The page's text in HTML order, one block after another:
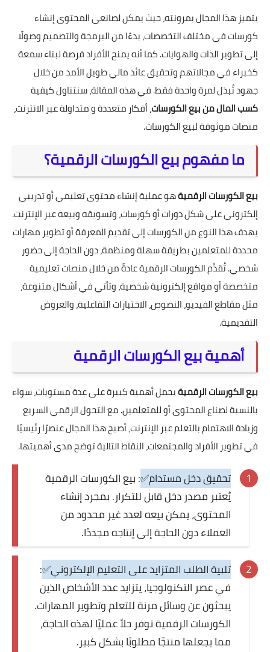
يتميز هذا المجال بمرونته، حيث يمكن لصانعي المحتوى إنشاء
كورسات في مختلف التخصصات، بدءًا من البرمجة والتصميم وصولًا
إلى تطوير الذات والهوايات. كما أنه يمنح الأفراد فرصة لبناء سمعة
كخبراء في مجالاتهم وتحقيق عائد مالي طويل الأمد من خلال
جهود تُبذل لمرة واحدة فقط. في هذه المقالة، سنتناول كيفية
كسب المال من بيع الكورسات، أفكار متعددة و متداولة عبر الانترنت،
منصات موثوقة لبيع الكورسات.
ما مفهوم بيع الكورسات الرقمية؟
بيع الكورسات الرقميةهو عملية إنشاء محتوى تعليمي أو تدريبي
إلكتروني على شكل دورات أو كورسات، وتسويقه وبيعه عبر الإنترنت.
يهدف هذا النوع من الكورسات إلى تقديم المعرفة أو تطوير مهارات
محددة للمتعلمين بطريقة سهلة ومنظمة، دون الحاجة إلى حضور
شخصي. تُقدَّم الكورسات الرقمية عادةً من خلال منصات تعليمية
متخصصة أو مواقع إلكترونية شخصية، وتأتي في أشكال متنوعة،
مثل مقاطع الفيديو، النصوص، الاختبارات التفاعلية، والعروض
التقديمية.
أهمية بيع الكورسات الرقمية
بيع الكورسات الرقميةيحمل أهمية كبيرة على عدة مستويات، سواء
بالنسبة لصناع المحتوى أو للمتعلمين. مع التحول الرقمي السريع
وزيادة الاهتمام بالتعلم عبر الإنترنت، أصبح هذا المجال عنصرًا رئيسيًا
في تطوير الأفراد والمجتمعات، النقاط التالية توضح مدى أهميتها.
تحقيق دخل مستدام✅: بيع الكورسات الرقمية
يُعتبر مصدر دخل قابل للتكرار. بمجرد إنشاء
المحتوى، يمكن بيعه لعدد غير محدود من
العملاء دون الحاجة إلى إنتاجه مجددًا.
تلبية الطلب المتزايد على التعليم الإلكتروني✅:
في عصر التكنولوجيا، يتزايد عدد الأشخاص الذين
يبحثون عن وسائل مرنة للتعلم وتطوير المهارات.
الكورسات الرقمية توفر حلاً عمليًا لهذه الحاجة،
مما يجعلها منتجًا مطلوبًا بشكل كبير.